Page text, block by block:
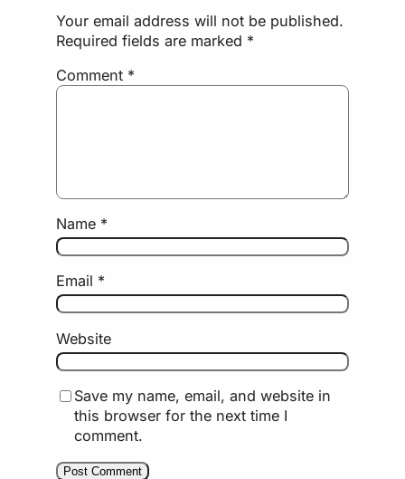
Your email address will not be published.
Required fields are marked *
Comment *
Name *
Email *
Website
Save my name, email, and website in
this browser for the next time I
comment.